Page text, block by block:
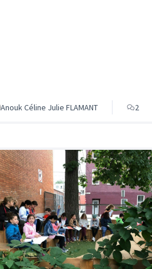
Anouk Céline Julie FLAMANT 2